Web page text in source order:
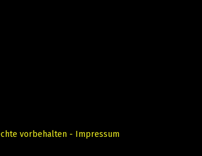
vorbehalten - Impressum